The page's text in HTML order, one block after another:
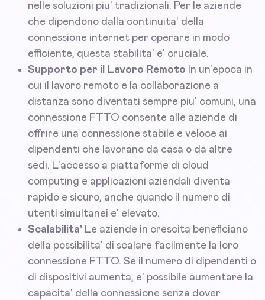
nelle soluzioni piu' tradizionali. Per le aziende
che dipendono dalla continuita' della
connessione internet per operare in modo
efficiente, questa stabilita' e' cruciale.
Supporto per il Lavoro Remoto In un'epoca in
cui il lavoro remoto e la collaborazione a
distanza sono diventati sempre piu' comuni, una
connessione FTTO consente alle aziende di
offrire una connessione stabile e veloce ai
dipendenti che lavorano da casa o da altre
sedi. L'accesso a piattaforme di cloud
computing e applicazioni aziendali diventa
rapido e sicuro, anche quando il numero di
utenti simultanei e' elevato.
Scalabilita' Le aziende in crescita beneficiano
della possibilita' di scalare facilmente la loro
connessione FTTO. Se il numero di dipendenti o
di dispositivi aumenta, e' possibile aumentare la
capacita' della connessione senza dover